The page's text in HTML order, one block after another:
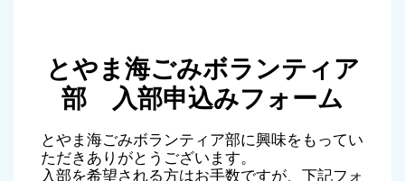
とやま海ごみボランティア
部 入部申込みフォーム
とやま海ごみボランティア部に興味をもってい
ただきありがとうございます。
入部を希望される方はお手数ですが、下記フォ